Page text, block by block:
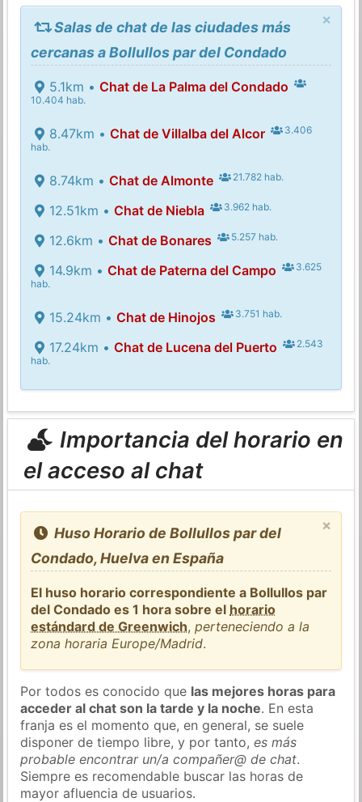
×
Salas de chat de las ciudades más
cercanas a Bollullos par del Condado
5.1km • Chat de La Palma del Condado
10.404 hab.
8.47km • Chat de Villalba del Alcor
3.406
hab.
8.74km • Chat de Almonte 21.782 hab.
12.51km • Chat de Niebla 3.962 hab.
12.6km • Chat de Bonares 5.257 hab.
14.9km • Chat de Paterna del Campo
3.625
hab.
15.24km • Chat de Hinojos 3.751 hab.
17.24km • Chat de Lucena del Puerto
2.543
hab.
Importancia del horario en
el acceso al chat
×
Huso Horario de Bollullos par del
Condado, Huelva en España
El huso horario correspondiente a Bollullos par
del Condado es 1 hora sobre el horario
estándard de Greenwich,perteneciendo a la
zona horaria Europe/Madrid.
Por todos es conocido que las mejores horas para
acceder al chat son la tarde y la noche. En esta
franja es el momento que, en general, se suele
disponer de tiempo libre, y por tanto,es más
probable encontrar un/a compañer@ de chat.
Siempre es recomendable buscar las horas de
mayor afluencia de usuarios.